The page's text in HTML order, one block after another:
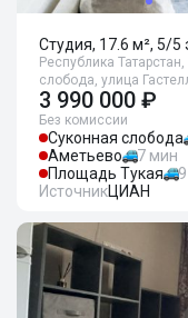
Студия, 17.6 м², 5/5
Республика
слобода, улица
3 990 000 ₽
Без комиссии
Суконная слобода
Аметьево
7 мин
Площадь Тукая
ИсточникЦИАН